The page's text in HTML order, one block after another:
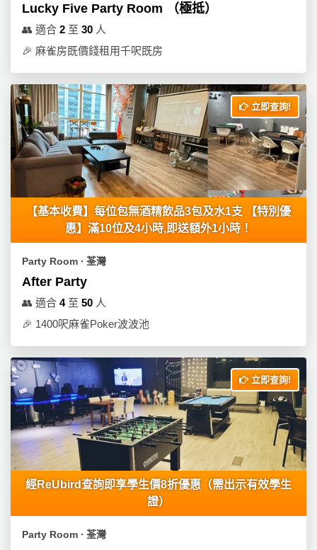
Lucky Five Party Room （極抵）
👥 適合 2 至 30 人
🎉 麻雀房既價錢租用千呎既房
立即查詢!
【基本收費】每位包無酒精飲品3包及水1支 【特別優
惠】滿10位及4小時,即送額外1小時！
Party Room ∙ 荃灣
After Party
👥 適合 4至 50 人
🎉 1400呎麻雀Poker波波池
立即查詢!
經ReUbird查詢即享學生價8折優惠（需出示有效學生
證）
Party Room ∙ 荃灣